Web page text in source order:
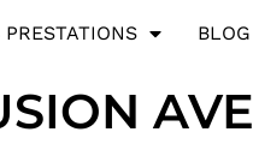
PRESTATIONS BLOG